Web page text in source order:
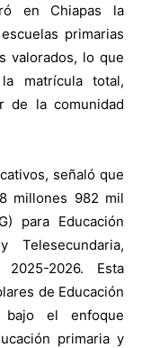
en Chiapas la
primarias
valorados, lo que
matrícula total,
de la comunidad
señaló que
millones 982 mil
para Educación
Telesecundaria,
2026. Esta
de Educación
bajo el enfoque
primaria y